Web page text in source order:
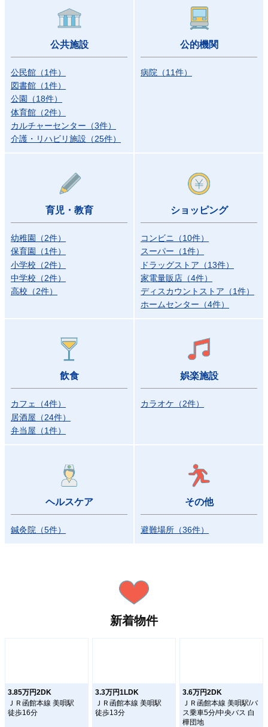
公共施設
公民館 （1件）
図書館 （1件）
公園
（18件）
体育館 （2件）
カルチャーセンター （3件）
介護・リハビリ施設 （25件）
公的機関
病院 （11件）
育児・教育
幼稚園 （2件）
保育園
（1件）
小学校 （2件）
中学校 （2件）
高校 （2件）
ショッピング
コンビニ （10件）
スーパー （1件）
ドラッグストア （13件）
家電量販店 （4件）
ディスカウントストア （1件）
ホームセンター （4件）
飲食
カフェ （4件）
居酒屋 （24件）
弁当屋 （1件）
娯楽施設
カラオケ （2件）
ヘルスケア
鍼灸院 （5件）
その他
避難場所 （36件）
新着物件
3.85万円2DK
ＪＲ函館本線 美唄駅
徒歩16分
3.3万円1LDK
ＪＲ函館本線 美唄駅
徒歩13分
3.6万円2DK
ＪＲ函館本線 美唄駅/バ
ス乗車5分/中央バス 白
樺団地